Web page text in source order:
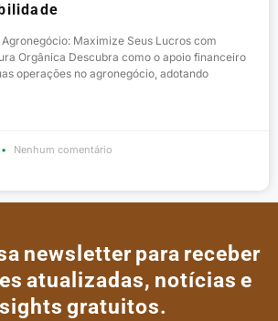
Maximize Seus Lucros com
Orgânica Descubra como o apoio financeiro
operações no agronegócio, adotando
Nenhum comentário
newsletter para receber
atualizadas, notícias e
gratuitos.